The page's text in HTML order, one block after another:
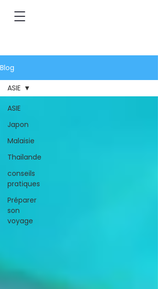
Blog
ASIE
Japon
Malaisie
Thaïlande
conseils
pratiques
Préparer
son
voyage
ASIE